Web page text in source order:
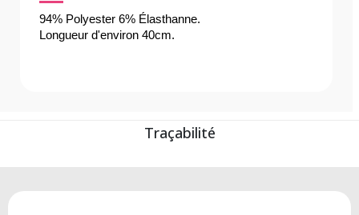
94% Polyester 6% Élasthanne.
Longueur d'environ 40cm.
Traçabilité